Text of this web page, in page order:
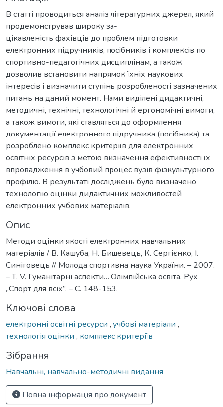
В статті проводиться аналіз літературних джерел, який
продемонстрував широку за-
цікавленість фахівців до проблем підготовки
електронних підручників, посібників і комплексів по
спортивно-педагогічних дисциплінам, а також
дозволив встановити напрямок їхніх наукових
інтересів і визначити ступінь розробленості зазначених
питань на даний момент. Нами виділені дидактичні,
методичні, технічні, технологічні й ергономічні вимоги,
а також вимоги, які ставляться до оформлення
документації електронного підручника (посібника) та
розроблено комплекс критеріїв для електронних
освітніх ресурсів з метою визначення ефективності їх
впровадження в учбовий процес вузів фізкультурного
профілю. В результаті досліджень було визначено
технологію оцінки дидактичних можливостей
електронних учбових матеріалів.
Опис
Методи оцінки якості електронних навчальних
матеріалів / В. Кашуба, Н. Бишевець, К. Сергієнко, І.
Синіговець // Молода спортивна наука України. – 2007.
– Т. V. Гуманітарні аспекти… Олімпійська освіта. Рух
„Спорт для всіх”. – С. 148-153.
Ключові слова
електронні освітні ресурси , учбові матеріали ,
технологія оцінки , комплекс критеріїв
Зібрання
Навчальні, навчально-методичні видання
Повна інформація про документ